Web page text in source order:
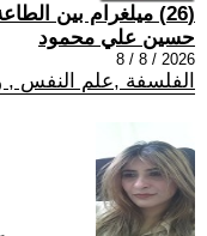
(26) ميلغرام بين الطاعة والمسؤولية الأخلاقية
حسين علي محمود
2026 / 8 / 8
الفلسفة ,علم النفس ,